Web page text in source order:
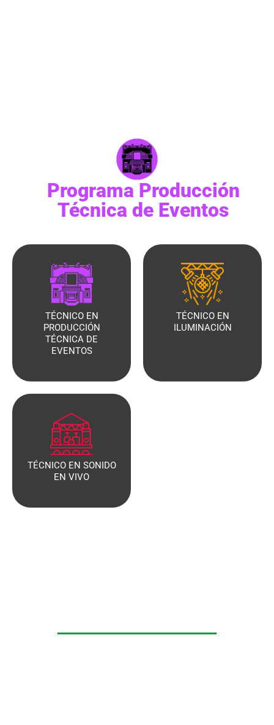
Programa Producción
Técnica de Eventos
TÉCNICO EN
PRODUCCIÓN
TÉCNICA DE
EVENTOS
TÉCNICO EN
ILUMINACIÓN
TÉCNICO EN SONIDO
EN VIVO